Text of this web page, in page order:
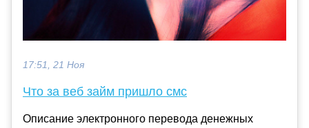
17:51, 21 Ноя
Что за веб займ пришло смс
Описание электронного перевода денежных